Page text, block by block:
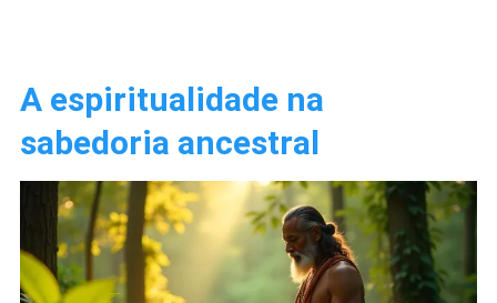
A espiritualidade na
sabedoria ancestral